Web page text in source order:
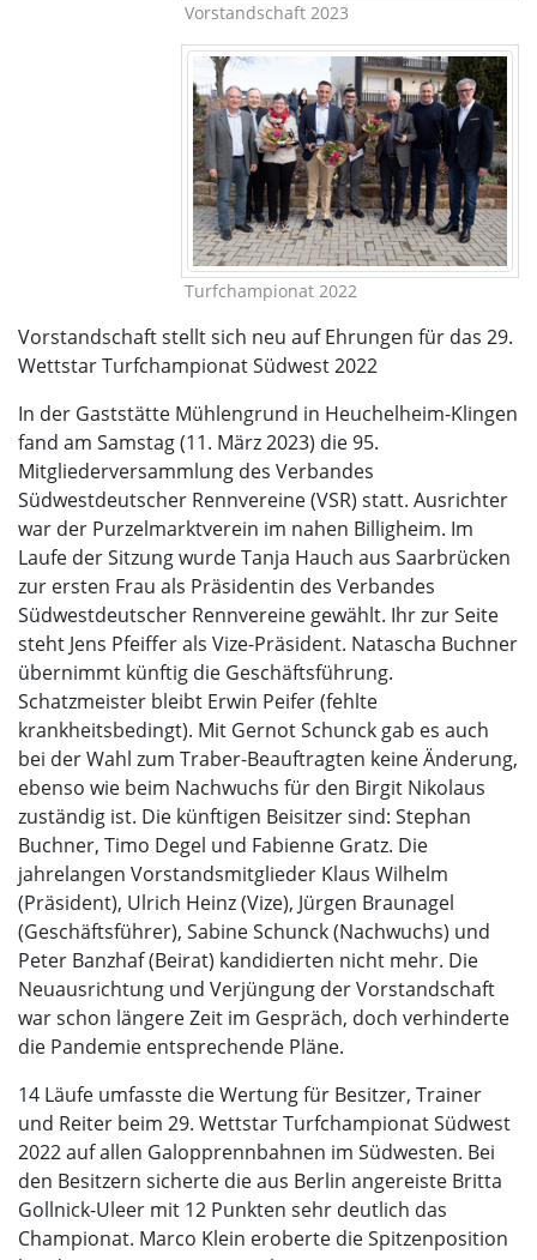
Vorstandschaft 2023
Turfchampionat 2022
Vorstandschaft stellt sich neu auf Ehrungen für das 29.
Wettstar Turfchampionat Südwest 2022
In der Gaststätte Mühlengrund in Heuchelheim-Klingen
fand am Samstag (11. März 2023) die 95.
Mitgliederversammlung des Verbandes
Südwestdeutscher Rennvereine (VSR) statt. Ausrichter
war der Purzelmarktverein im nahen Billigheim. Im
Laufe der Sitzung wurde Tanja Hauch aus Saarbrücken
zur ersten Frau als Präsidentin des Verbandes
Südwestdeutscher Rennvereine gewählt. Ihr zur Seite
steht Jens Pfeiffer als Vize-Präsident. Natascha Buchner
übernimmt künftig die Geschäftsführung.
Schatzmeister bleibt Erwin Peifer (fehlte
krankheitsbedingt). Mit Gernot Schunck gab es auch
bei der Wahl zum Traber-Beauftragten keine Änderung,
ebenso wie beim Nachwuchs für den Birgit Nikolaus
zuständig ist. Die künftigen Beisitzer sind: Stephan
Buchner, Timo Degel und Fabienne Gratz. Die
jahrelangen Vorstandsmitglieder Klaus Wilhelm
(Präsident), Ulrich Heinz (Vize), Jürgen Braunagel
(Geschäftsführer), Sabine Schunck (Nachwuchs) und
Peter Banzhaf (Beirat) kandidierten nicht mehr. Die
Neuausrichtung und Verjüngung der Vorstandschaft
war schon längere Zeit im Gespräch, doch verhinderte
die Pandemie entsprechende Pläne.
14 Läufe umfasste die Wertung für Besitzer, Trainer
und Reiter beim 29. Wettstar Turfchampionat Südwest
2022 auf allen Galopprennbahnen im Südwesten. Bei
den Besitzern sicherte die aus Berlin angereiste Britta
Gollnick-Uleer mit 12 Punkten sehr deutlich das
Championat. Marco Klein eroberte die Spitzenposition